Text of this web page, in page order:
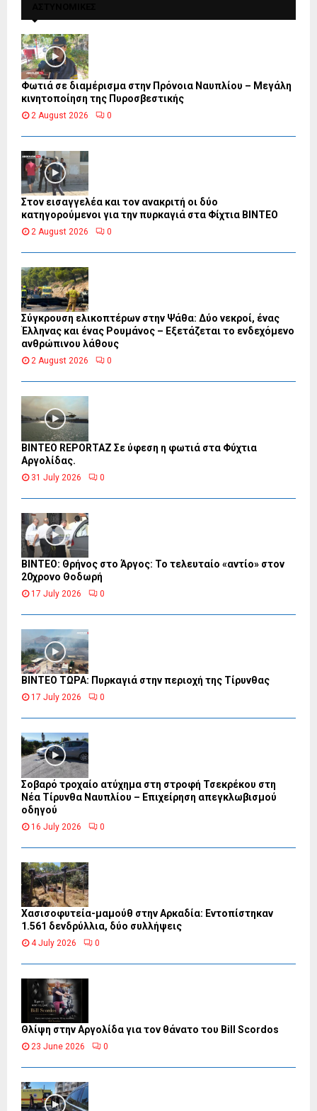
Φωτιά σε διαμέρισμα στην Πρόνοια Ναυπλίου – Μεγάλη
κινητοποίηση της Πυροσβεστικής
2 August 2026 0
Στον εισαγγελέα και τον ανακριτή οι δύο
κατηγορούμενοι για την πυρκαγιά στα Φίχτια ΒΙΝΤΕΟ
2 August 2026 0
Σύγκρουση ελικοπτέρων στην Ψάθα: Δύο νεκροί, ένας
Έλληνας και ένας Ρουμάνος – Εξετάζεται το ενδεχόμενο
ανθρώπινου λάθους
2 August 2026 0
BINTEO REPORTAZ Σε ύφεση η φωτιά στα Φύχτια
Αργολίδας.
31 July 2026 0
ΒΙΝΤΕΟ: Θρήνος στο Άργος: Το τελευταίο «αντίο» στον
20χρονο Θοδωρή
17 July 2026 0
ΒΙΝΤΕΟ ΤΩΡΑ: Πυρκαγιά στην περιοχή της Τίρυνθας
17 July 2026 0
Σοβαρό τροχαίο ατύχημα στη στροφή Τσεκρέκου στη
Νέα Τίρυνθα Ναυπλίου – Επιχείρηση απεγκλωβισμού
οδηγού
16 July 2026 0
Χασισοφυτεία-μαμούθ στην Αρκαδία: Εντοπίστηκαν
1.561 δενδρύλλια, δύο συλλήψεις
4 July 2026 0
Θλίψη στην Αργολίδα για τον θάνατο του Bill Scordos
23 June 2026 0